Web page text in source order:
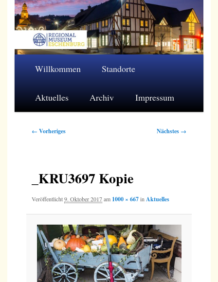
Zum
primären
Inhalt
Regionalmuseum Eschenburg e.V.
Willkommen Standorte
Aktuelles Archiv Impressum
Bilder-
← Vorheriges Nächstes →
_KRU3697 Kopie
Veröffentlicht9. Oktober 2017am 1000 × 667in Aktuelles